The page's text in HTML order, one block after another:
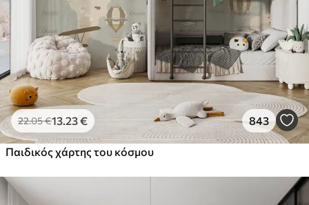
22.05€13 .23€ 843
Παιδικός χάρτης του κόσμου